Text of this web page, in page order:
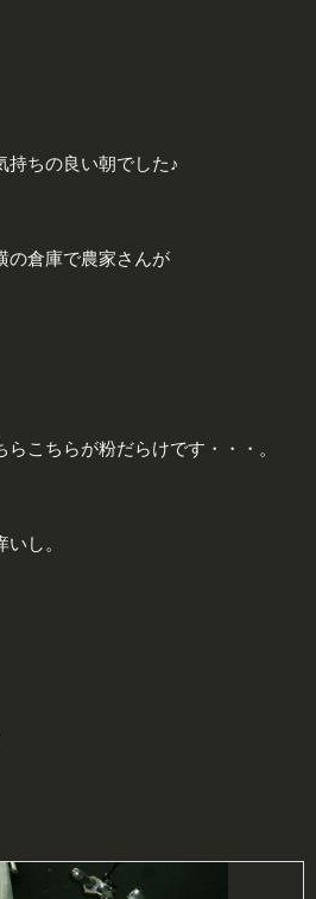
持ちの良い朝でした♪
の倉庫で農家さんが
こちらが粉だらけです・・・。
し。